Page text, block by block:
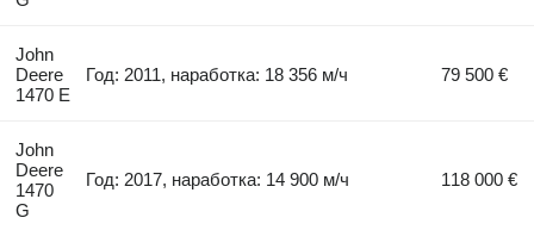
John
Deere
1470 E
Год: 2011, наработка: 18 356 м/ч 79 500 €
John
Deere
1470
G
Год: 2017, наработка: 14 900 м/ч 118 000 €